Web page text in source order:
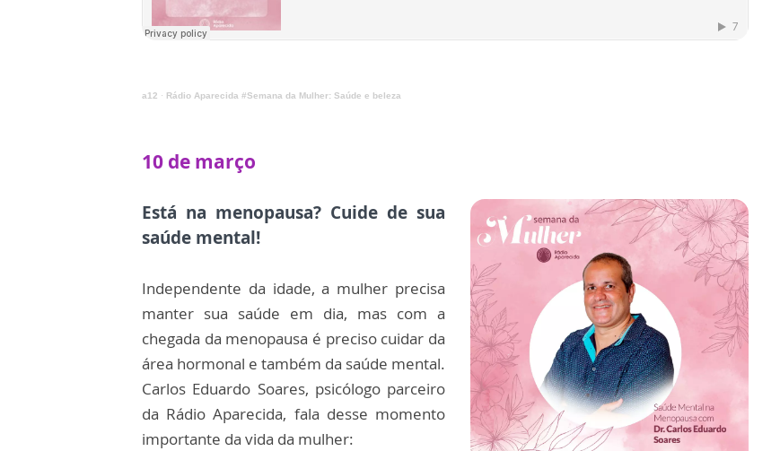
a12 · Rádio Aparecida #Semana da Mulher: Saúde e beleza
10 de março
Está na menopausa? Cuide de sua
saúde mental!
Independente da idade, a mulher precisa
manter sua saúde em dia, mas com a
chegada da menopausa é preciso cuidar da
área hormonal e também da saúde mental.
Carlos Eduardo Soares, psicólogo parceiro
da Rádio Aparecida, fala desse momento
importante da vida da mulher: